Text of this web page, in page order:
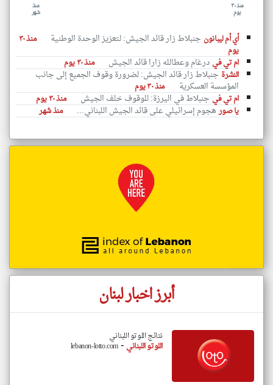
منذ
شهر
منذ ٣٠
يوم
أي أم ليبانون جنبلاط زار قائد الجيش: لتعزيز الوحدة الوطنية
منذ ٣٠
يوم
ام تي في درغام وعطالله زارا قائد الجيش
منذ ٣٠ يوم
النشرة جنبلاط زار قائد الجيش: لضرورة وقوف الجميع إلى جانب
المؤسسة العسكرية
منذ ٣٠ يوم
ام تي في جنبلاط في اليرزة: للوقوف خلف الجيش
منذ ٣٠ يوم
يا صور هجوم إسرائيلي على قائد الجيش اللبناني... منذ شهر
أبرز اخبار لبنان
نتائج اللوتو اللبناني
اللوتو اللبناني -
lebanon-lotto.com